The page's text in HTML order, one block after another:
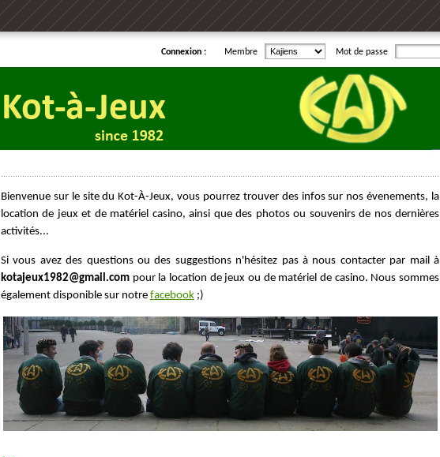
Connexion : Membre Mot de passe
Bienvenue sur le site du Kot-À-Jeux, vous pourrez trouver des infos sur nos évenements, la
location de jeux et de matériel casino, ainsi que des photos ou souvenirs de nos dernières
activités...
Si vous avez des questions ou des suggestions n'hésitez pas à nous contacter par mail à
kotajeux1982@gmail.com pour la location de jeux ou de matériel de casino. Nous sommes
également disponible sur notre facebook ;)